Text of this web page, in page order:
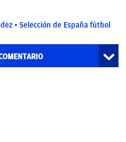
Selección de España fútbol